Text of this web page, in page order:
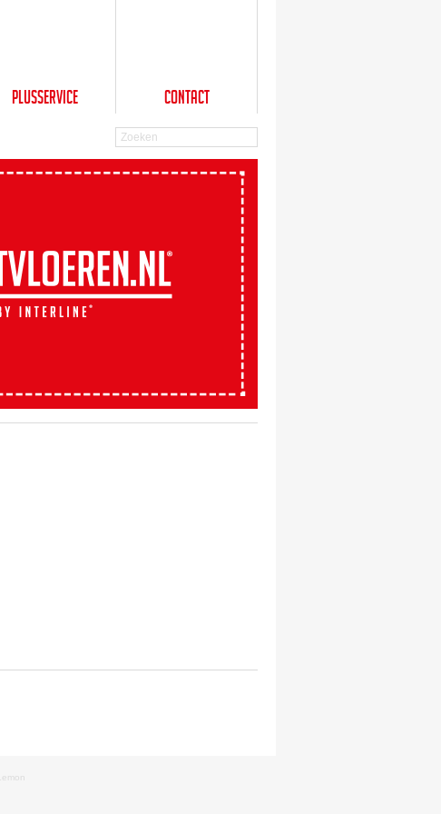
PlusService Contact
Lemon